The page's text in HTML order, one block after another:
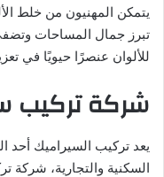
يتمكن المهنيون من خلط
تبرز جمال المساحات وتضفي
للألوان عنصرًا حيويًا في
شركة تركيب
يعد تركيب السيراميك أحد
السكنية والتجارية،